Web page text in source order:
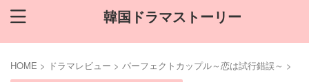
韓国ドラマストーリー
HOME > ドラマレビュー > パーフェクトカップル～恋は試行錯誤～ >